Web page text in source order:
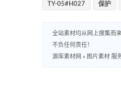
TY-05#H027 保护
全站素材均从网上搜集而
不负任何责任！
源库素材网 » 图片素材 服